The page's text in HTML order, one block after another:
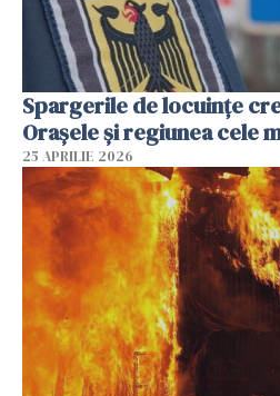
Spargerile de locuințe
Orașele și regiunea cele
25 APRILIE 2026